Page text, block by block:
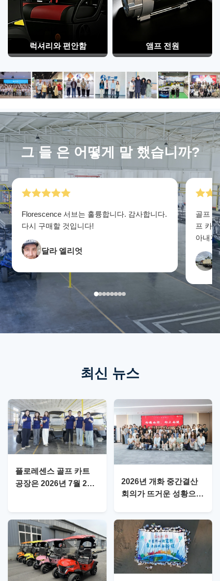
럭셔리와 편안함 앰프 전원
그 들 은 어떻게 말 했습니까?
Florescence 서브는 훌륭합니다. 감사합니다.
다시 구매할 것입니다!
달라 엘리엇
골프
프 카
아내가
최신 뉴스
플로레센스 골프 카트
공장은 2026년 7월 20
2026년 개화 중간결산
회의가 뜨거운 성황으로